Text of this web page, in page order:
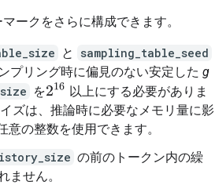
ークをさらに構成できます。
と
sampling_table_seed
プリング時に偏見のない安定した g
を216 以上にする必要がありま
ズは、推論時に必要なメモリ量に影
意の整数を使用できます。
の前のトークン内の繰
ません。